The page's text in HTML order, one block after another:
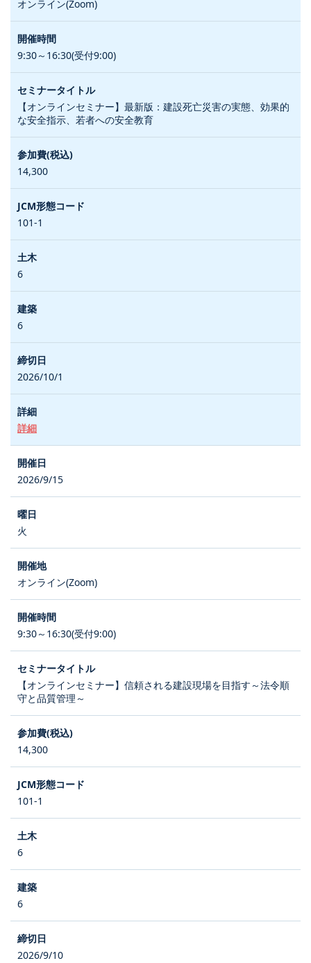
オンライン(Zoom)
9:30～16:30(受付9:00)
【オンラインセミナー】最新版：建設死亡災害の実態、効果的
な安全指示、若者への安全教育
14,300
101-1
6
6
2026/10/1
詳細
2026/9/15
火
オンライン(Zoom)
9:30～16:30(受付9:00)
【オンラインセミナー】信頼される建設現場を目指す～法令順
守と品質管理～
14,300
101-1
6
6
2026/9/10